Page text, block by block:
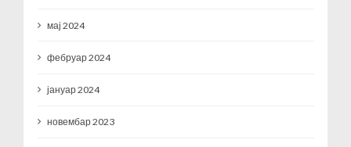
мај 2024
фебруар 2024
јануар 2024
новембар 2023